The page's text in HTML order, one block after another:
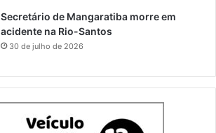
Secretário de Mangaratiba morre em
acidente na Rio-Santos
30 de julho de 2026